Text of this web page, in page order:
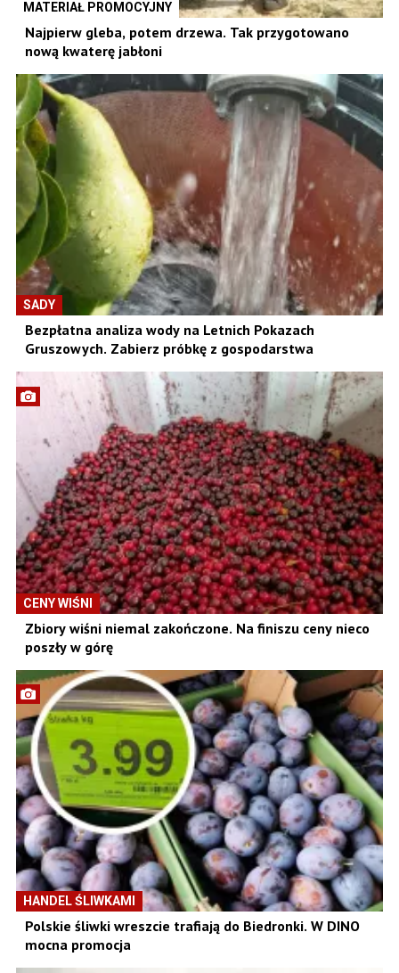
MATERIAŁ PROMOCYJNY
Najpierw gleba, potem drzewa. Tak przygotowano
nową kwaterę jabłoni
SADY
Bezpłatna analiza wody na Letnich Pokazach
Gruszowych. Zabierz próbkę z gospodarstwa
CENY WIŚNI
Zbiory wiśni niemal zakończone. Na finiszu ceny nieco
poszły w górę
HANDEL ŚLIWKAMI
Polskie śliwki wreszcie trafiają do Biedronki. W DINO
mocna promocja